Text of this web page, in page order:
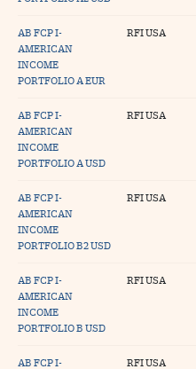
AB FCP I-
AMERICAN
INCOME
PORTFOLIO A EUR
RFI USA
AB FCP I-
AMERICAN
INCOME
PORTFOLIO A USD
RFI USA
AB FCP I-
AMERICAN
INCOME
PORTFOLIO B2 USD
RFI USA
AB FCP I-
AMERICAN
INCOME
PORTFOLIO B USD
RFI USA
AB FCP I-
RFI USA